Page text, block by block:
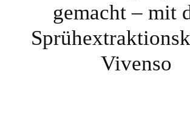
gemacht – mit
Vivenso